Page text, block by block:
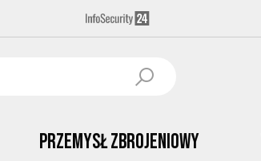
Przemysł Zbrojeniowy